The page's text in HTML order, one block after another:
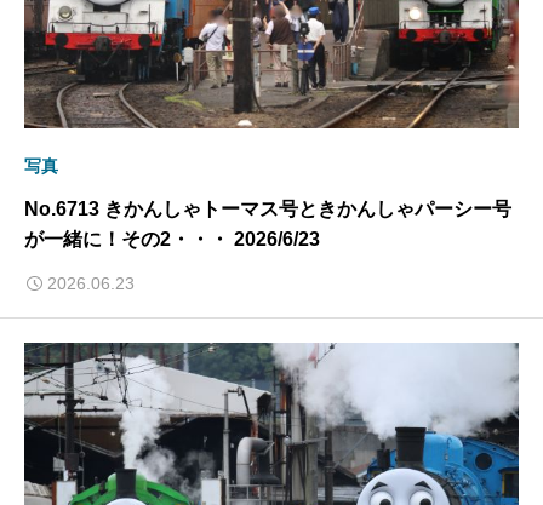
写真
No.6713 きかんしゃトーマス号ときかんしゃパーシー号
が一緒に！その2・・・ 2026/6/23
2026.06.23